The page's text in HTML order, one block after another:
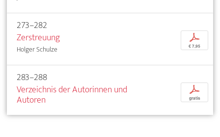
273–282
Zerstreuung
Holger Schulze
p
€ 7,95
283–288
Verzeichnis der Autorinnen und
Autoren
p
gratis